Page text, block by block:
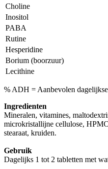
Choline
Inositol
PABA
Rutine
Hesperidine
Borium (boorzuur)
Lecithine
% ADH = Aanbevolen
Ingredienten
Mineralen, vitamines,
microkristallijne cellulose,
stearaat, kruiden.
Gebruik
Dagelijks 1 tot 2 tabletten met